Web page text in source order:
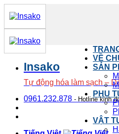
qua
Insako
Tự động hóa làm sạch –
0961.232.878
VỀ
SẢN
PHỤ
VẬT